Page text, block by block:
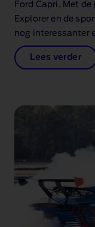
Ford Capri. Met
Explorer en de
nog interessanter
Lees verder